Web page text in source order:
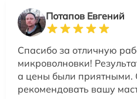
Потапов Евгений
Спасибо за отличную
микроволновки!
а цены были приятными.
рекомендовать вашу